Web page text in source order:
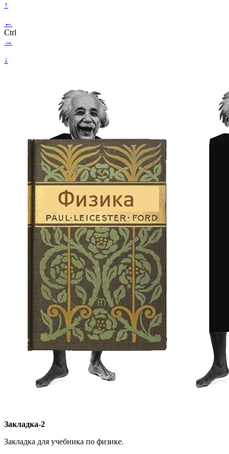
↑
←
Ctrl
→
↓
Закладка-2
Закладка для учебника по физике.